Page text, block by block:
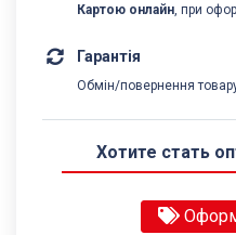
Картою онлайн, при
Гарантія
Обмін/повернення
Хотите стать